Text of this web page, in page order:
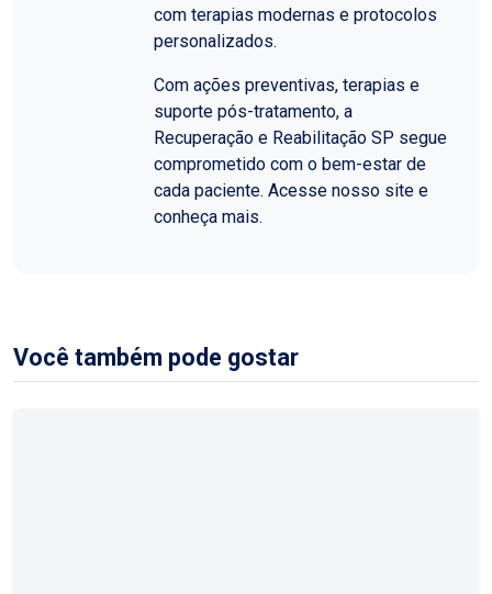
com terapias modernas e protocolos
personalizados.
Com ações preventivas, terapias e
suporte pós-tratamento, a
Recuperação e Reabilitação SP segue
comprometido com o bem-estar de
cada paciente. Acesse nosso site e
conheça mais.
Você também pode gostar